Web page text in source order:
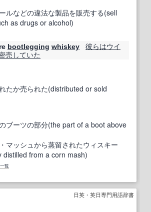
ルなどの違法な製品を販売する(sell
as drugs or alcohol)
bootlegging whiskey 彼らはウイ
売 していた
たか売られた(distributed or sold
ブーツの部分(the part of a boot above
マッシュから蒸留されたウィスキー
distilled from a corn mash)
覧
日英・英日専門用語辞書